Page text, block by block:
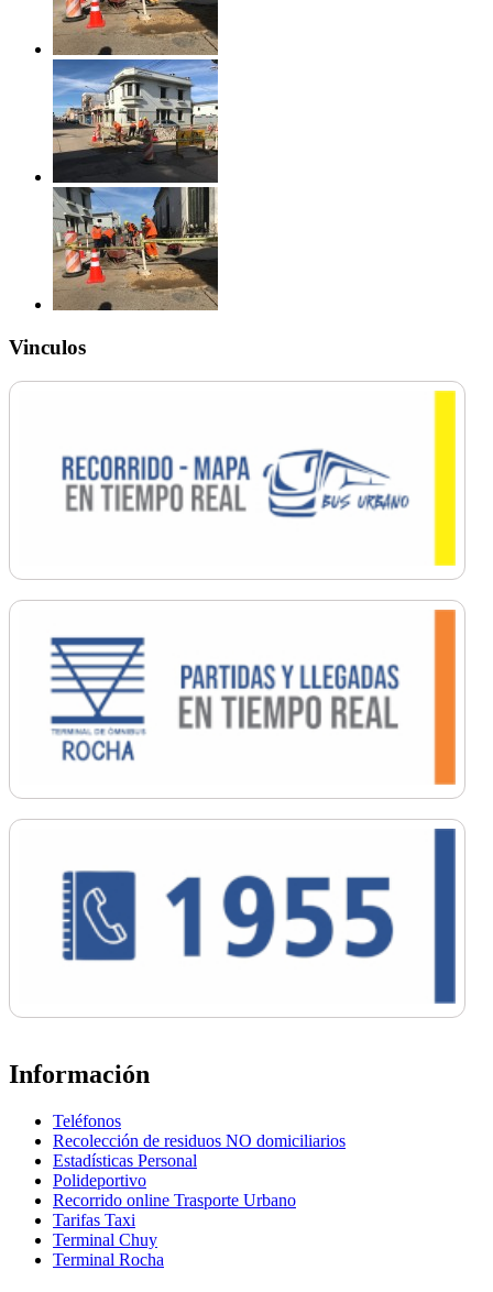
Vinculos
Información
Teléfonos
Recolección de residuos NO domiciliarios
Estadísticas Personal
Polideportivo
Recorrido online Trasporte Urbano
Tarifas Taxi
Terminal Chuy
Terminal Rocha